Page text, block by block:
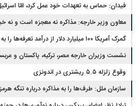
فیدان: حماس به تعهدات خود عمل کرد، امّا
معاون وزیر خارجه: مذاکره نه معجزه است و نه
گمرک آمریکا ۱۰۰ میلیارد دلار از درآمد تعرفه‌ها را به واردکنندگان بازگرداند
نشست وزیران خارجه مصر، ترکیه، پاکستان و
منطقه
وقوع زلزله ۵.۵ ریشتری در اندونزی
سازمان ملل: طرف‌ها را به مذاکره درباره تنگه